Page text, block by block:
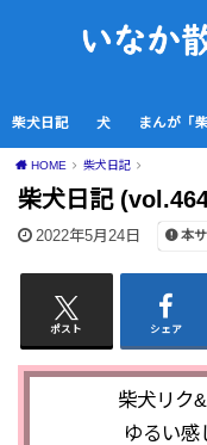
ー わん
柴犬日記 犬 まんが「
HOME 柴犬日記
柴犬日記
2022年5月24日 本
ポスト シェア
柴犬リク
ゆるい感